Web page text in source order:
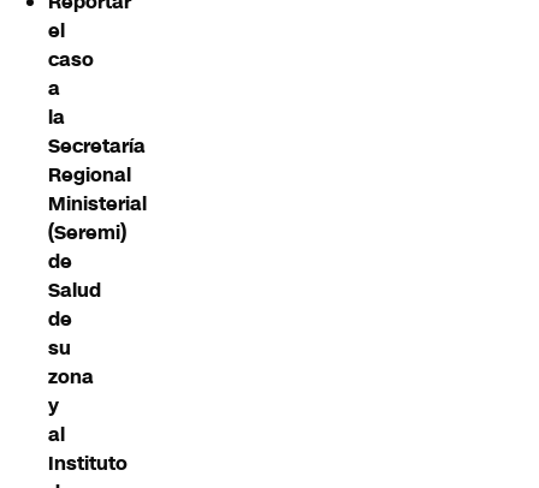
el
caso
a
la
Secretaría
Regional
Ministerial
(Seremi)
de
Salud
de
su
zona
y
al
Instituto